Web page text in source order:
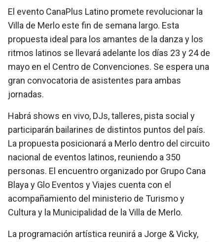
El evento CanaPlus Latino promete revolucionar la
Villa de Merlo este fin de semana largo. Esta
propuesta ideal para los amantes de la danza y los
ritmos latinos se llevará adelante los días 23 y 24 de
mayo en el Centro de Convenciones. Se espera una
gran convocatoria de asistentes para ambas
jornadas.
Habrá shows en vivo, DJs, talleres, pista social y
participarán bailarines de distintos puntos del país.
La propuesta posicionará a Merlo dentro del circuito
nacional de eventos latinos, reuniendo a 350
personas. El encuentro organizado por Grupo Cana
Blaya y Glo Eventos y Viajes cuenta con el
acompañamiento del ministerio de Turismo y
Cultura y la Municipalidad de la Villa de Merlo.
La programación artística reunirá a Jorge & Vicky,